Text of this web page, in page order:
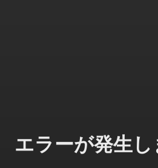
エラーが発生し